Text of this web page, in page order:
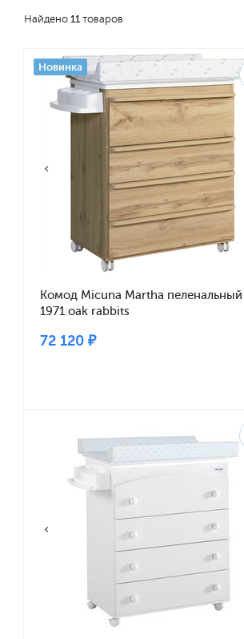
Найдено 11 товаров
Новинка
Комод Micuna Martha
1971 oak rabbits
72 120 ₽